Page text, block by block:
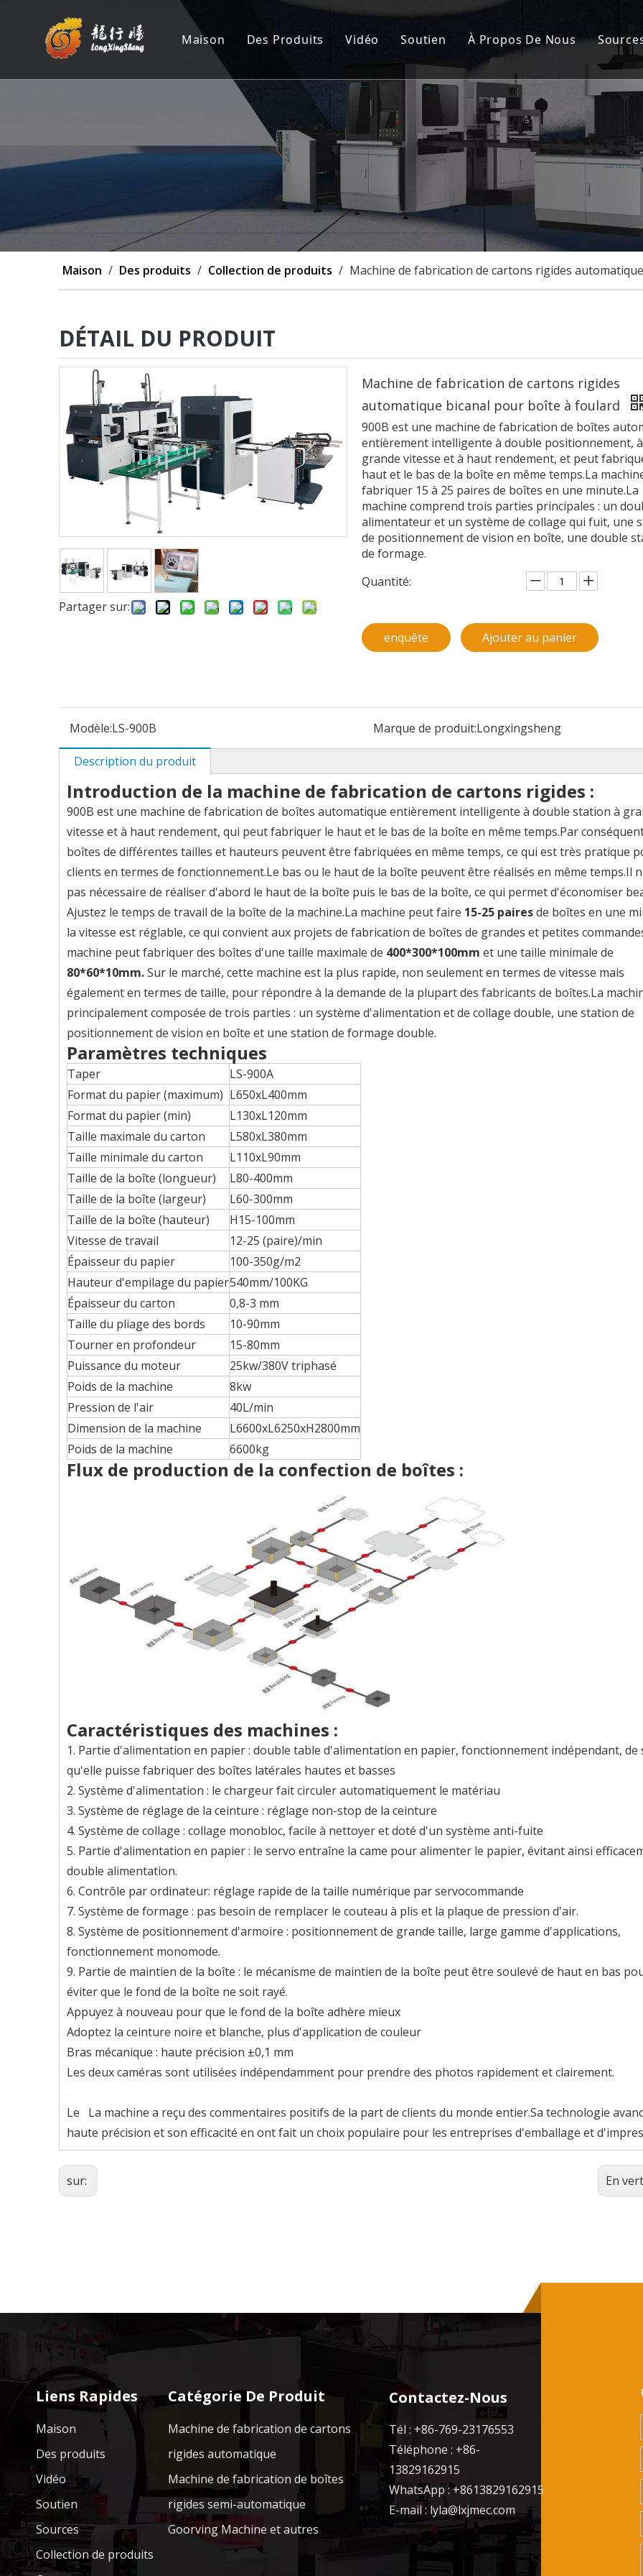
Maison
Des Produits
Machine de fabrication de cartons rigides automatique
Positionnement de la couverture rigide et de la boîte rigide
Machine de fabrication de boîtes rigides semi-automatique
Machine à rainurer
Personnalisation
Vidéo
Soutien
Service après-vente
FAQ
Cas
À Propos De Nous
Maison / Des produits / Collection de produits / Machine de fabrication de cartons rigides
DÉTAIL DU PRODUIT
Partager sur:
Machine de fabrication de cartons rigides
automatique bicanal pour boîte à foulard
900B est une machine de fabrication de boîtes
entièrement intelligente à double positionnement, à
grande vitesse et à haut rendement, et peut
haut et le bas de la boîte en même temps.La
fabriquer 15 à 25 paires de boîtes en une minute.La
machine comprend trois parties principales : un
alimentateur et un système de collage qui fuit, une
de positionnement de vision en boîte, une double
de formage.
Quantité:
enquête Ajouter au panier
Modèle:LS-900B Marque de produit:Longxingsheng
Description du produit
Introduction de la machine de fabrication de cartons rigides :
900B est une machine de fabrication de boîtes automatique entièrement intelligente à double station à
vitesse et à haut rendement, qui peut fabriquer le haut et le bas de la boîte en même temps.Par
boîtes de différentes tailles et hauteurs peuvent être fabriquées en même temps, ce qui est très pratique
clients en termes de fonctionnement.Le bas ou le haut de la boîte peuvent être réalisés en même temps.Il
pas nécessaire de réaliser d'abord le haut de la boîte puis le bas de la boîte, ce qui permet d'économiser
Ajustez le temps de travail de la boîte de la machine.La machine peut faire 15-25 pairesde boîtes en une
la vitesse est réglable, ce qui convient aux projets de fabrication de boîtes de grandes et petites
machine peut fabriquer des boîtes d'une taille maximale de 400*300*100mm et une taille minimale de
80*60*10mm.Sur le marché, cette machine est la plus rapide, non seulement en termes de vitesse mais
également en termes de taille, pour répondre à la demande de la plupart des fabricants de boîtes.La
principalement composée de trois parties : un système d'alimentation et de collage double, une station de
positionnement de vision en boîte et une station de formage double.
Paramètres techniques
Taper
LS-900A
Format du papier (maximum) L650xL400mm
Format du papier (min)
L130xL120mm
Taille maximale du carton
L580xL380mm
Taille minimale du carton
L110xL90mm
Taille de la boîte (longueur)
L80-400mm
Taille de la boîte (largeur)
L60-300mm
Taille de la boîte (hauteur)
H15-100mm
Vitesse de travail
12-25 (paire)/min
Épaisseur du papier
100-350g/m2
Hauteur d'empilage du papier540mm/100KG
Épaisseur du carton
0,8-3 mm
Taille du pliage des bords
10-90mm
Tourner en profondeur
15-80mm
Puissance du moteur
25kw/380V triphasé
Poids de la machine
8kw
Pression de l'air
40L/min
Dimension de la machine
L6600xL6250xH2800mm
Poids de la machine
6600kg
Flux de production de la confection de boîtes :
Caractéristiques des machines :
1. Partie d'alimentation en papier : double table d'alimentation en papier, fonctionnement indépendant, de
qu'elle puisse fabriquer des boîtes latérales hautes et basses
2. Système d'alimentation : le chargeur fait circuler automatiquement le matériau
3. Système de réglage de la ceinture : réglage non-stop de la ceinture
4. Système de collage : collage monobloc, facile à nettoyer et doté d'un système anti-fuite
5. Partie d'alimentation en papier : le servo entraîne la came pour alimenter le papier, évitant ainsi
double alimentation.
6. Contrôle par ordinateur: réglage rapide de la taille numérique par servocommande
7. Système de formage : pas besoin de remplacer le couteau à plis et la plaque de pression d'air.
8. Système de positionnement d'armoire : positionnement de grande taille, large gamme d'applications,
fonctionnement monomode.
9. Partie de maintien de la boîte : le mécanisme de maintien de la boîte peut être soulevé de haut en bas
éviter que le fond de la boîte ne soit rayé.
Appuyez à nouveau pour que le fond de la boîte adhère mieux
Adoptez la ceinture noire et blanche, plus d'application de couleur
Bras mécanique : haute précision ±0,1 mm
Les deux caméras sont utilisées indépendamment pour prendre des photos rapidement et clairement.
Le La machine a reçu des commentaires positifs de la part de clients du monde entier.Sa technologie
haute précision et son efficacité en ont fait un choix populaire pour les entreprises d'emballage et
sur: En
Liens Rapides
Maison
Des produits
Vidéo
Soutien
Sources
Collection de produits
Catégorie De Produit
Machine de fabrication de cartons
rigides automatique
Machine de fabrication de boîtes
rigides semi-automatique
Goorving Machine et autres
Contactez-Nous
Tél : +86-769-23176553
Téléphone : +86-
13829162915
WhatsApp : +8613829162915
E-mail :lyla@lxjmec.com